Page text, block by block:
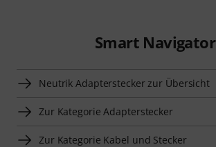
Smart Navigator
Neutrik Adapterstecker zur Übersicht
Zur Kategorie Adapterstecker
Zur Kategorie Kabel und Stecker